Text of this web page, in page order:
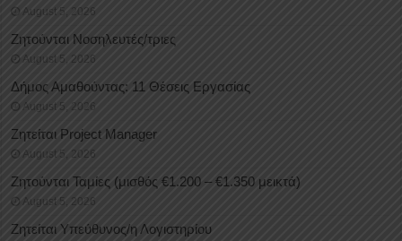
August 5, 2026
Ζητούνται Νοσηλευτές/τριες
August 5, 2026
Δήμος Αμαθούντας: 11 Θέσεις Εργασίας
August 5, 2026
Ζητείται Project Manager
August 5, 2026
Ζητούνται Ταμίες (μισθός €1.200 – €1.350 μεικτά)
August 5, 2026
Ζητείται Υπεύθυνος/η Λογιστηρίου